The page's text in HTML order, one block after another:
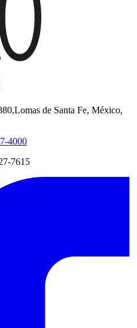
de Santa Fe, México,
4000
7615